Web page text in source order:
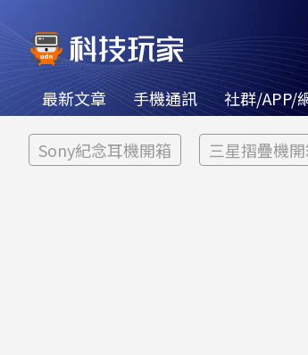
最新文章 手機通訊 社群/APP/
Sony紀念耳機開箱 三星摺疊機